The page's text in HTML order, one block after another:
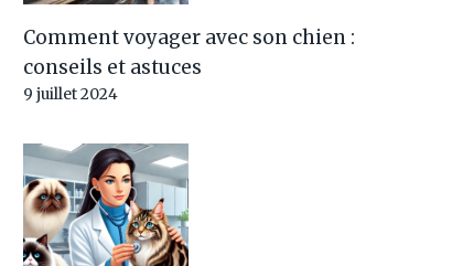
Comment voyager avec son chien :
conseils et astuces
9 juillet 2024